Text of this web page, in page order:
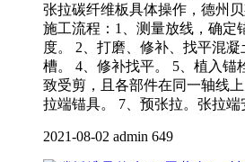
张拉碳纤维板具体操作，德州
施工流程：1、测量放线，确定
度。 2、打磨、修补、找平混
槽。 4、修补找平。 5、植入锚
致受剪，且各部件在同一轴线
拉端锚具。 7、预张拉。张拉
2021-08-02 admin 649